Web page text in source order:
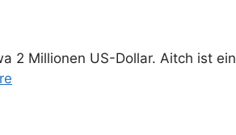
2 Millionen US-Dollar. Aitch ist ein